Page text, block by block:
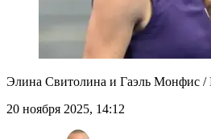
Элина Свитолина и Гаэль Монфис /
20 ноября 2025, 14:12